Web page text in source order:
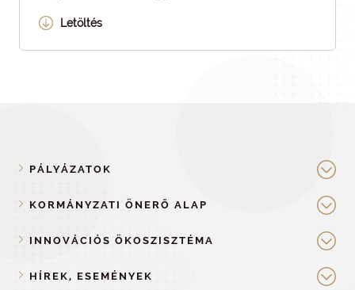
Letöltés
PÁLYÁZATOK
KORMÁNYZATI ÖNERŐ ALAP
INNOVÁCIÓS ÖKOSZISZTÉMA
HÍREK, ESEMÉNYEK